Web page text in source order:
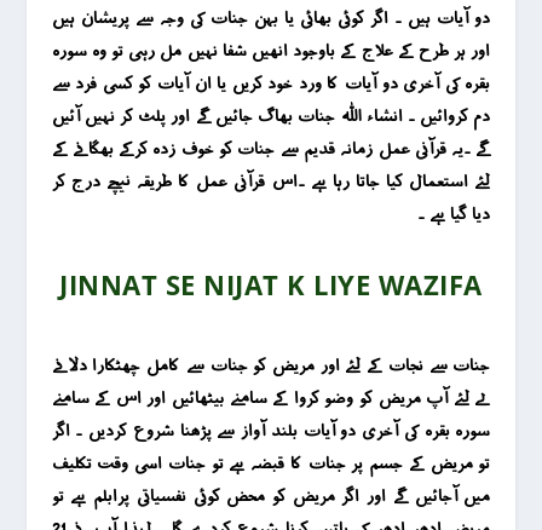
دو آیات ہیں ۔ اگر کوئی بھائی یا بہن جنات کی وجہ سے پریشان ہیں
اور ہر طرح کے علاج کے باوجود انھیں شفا نہیں مل رہی تو وہ سورہ
بقرہ کی آخری دو آیات کا ورد خود کریں یا ان آیات کو کسی فرد سے
دم کروائیں ۔ انشاء اللہ جنات بھاگ جائیں گے اور پلٹ کر نہیں آئیں
گے ۔یہ قرآنی عمل زمانہ قدیم سے جنات کو خوف زدہ کرکے بھگانے کے
لئے استعمال کیا جاتا رہا ہے ۔اس قرآنی عمل کا طریقہ نیچے درج کر
دیا گیا ہے ۔
JINNAT SE NIJAT K LIYE WAZIFA
جنات سے نجات کے لئے اور مریض کو جنات سے کامل چھٹکارا دلانے
لے لئے آپ مریض کو وضو کروا کے سامنے بیٹھائیں اور اس کے سامنے
سورہ بقرہ کی آخری دو آیات بلند آواز سے پڑھنا شروع کردیں ۔ اگر
تو مریض کے جسم پر جنات کا قبضہ ہے تو جنات اسی وقت تکلیف
میں آجائیں گے اور اگر مریض کو محض کوئی نفسیاتی پرابلم ہے تو